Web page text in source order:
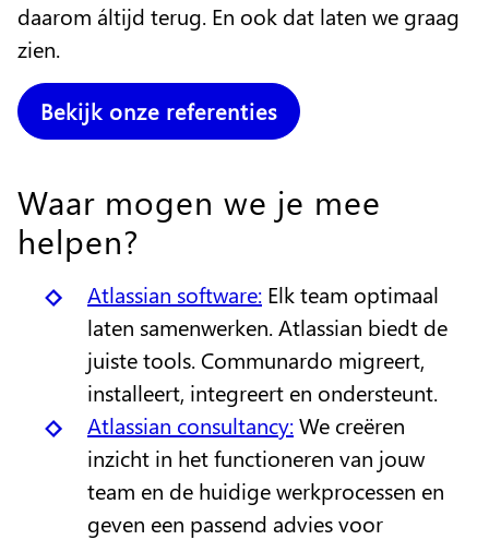
daarom áltijd terug. En ook dat laten we graag
zien.
Bekijk onze referenties
Waar mogen we je mee
helpen?
Atlassian software: Elk team optimaal
laten samenwerken. Atlassian biedt de
juiste tools. Communardo migreert,
installeert, integreert en ondersteunt.
Atlassian consultancy:We creëren
inzicht in het functioneren van jouw
team en de huidige werkprocessen en
geven een passend advies voor